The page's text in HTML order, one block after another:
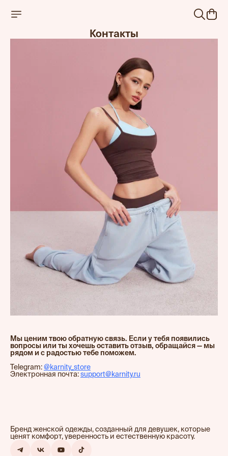
Контакты
Мы ценим твою обратную связь. Если у тебя появились
вопросы или ты хочешь оставить отзыв, обращайся — мы
рядом и с радостью тебе поможем.
Telegram:@karnity_store
Электронная почта:support@karnity.ru
Бренд женской одежды, созданный для девушек, которые
ценят комфорт, уверенность и естественную красоту.